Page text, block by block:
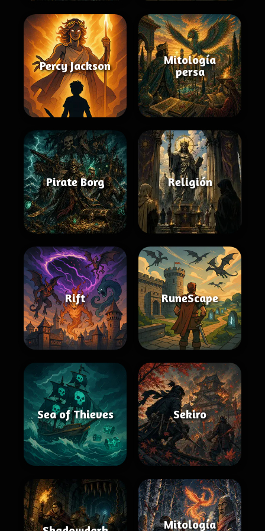
Percy Jackson
Mitología
persa
Pirate Borg Religión
Rift RuneScape
Sea of Thieves Sekiro
Mitología